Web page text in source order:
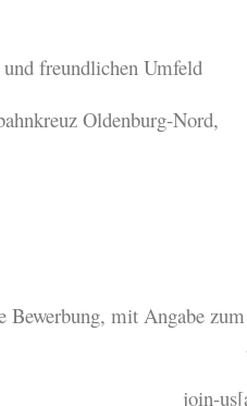
freundlichen Umfeld
Oldenburg-Nord,
Bewerbung, mit Angabe
join-